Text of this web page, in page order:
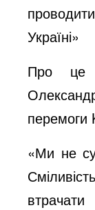
Україні»
Про це
перемоги
«Ми не